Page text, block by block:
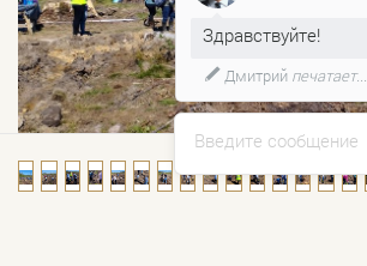
Введите сообщение
Здравствуйте!
Дмитрийпечатает...